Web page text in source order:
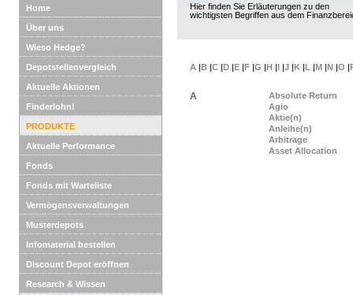
Home
Über uns
Wieso Hedge?
Depotstellenvergleich
Aktuelle Aktionen
Finderlohn!
PRODUKTE
Aktuelle Performance
Fonds
Fonds mit Warteliste
Vermögensverwaltungen
Musterdepots
Infomaterial bestellen
Discount Depot eröffnen
Research & Wissen
Hier finden Sie Erläuterungen zu den
wichtigsten Begriffen aus dem
A |B |C |D |E |F |G |H |I |J |K |L |M |N |O |
A
Absolute Return
Agio
Aktie(n)
Anleihe(n)
Arbitrage
Asset Allocation